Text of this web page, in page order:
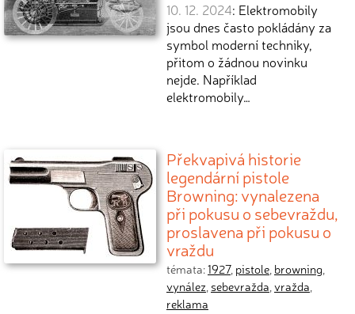
10. 12. 2024: Elektromobily
jsou dnes často pokládány za
symbol moderní techniky,
přitom o žádnou novinku
nejde. Například
elektromobily…
Překvapivá historie
legendární pistole
Browning: vynalezena
při pokusu o sebevraždu,
proslavena při pokusu o
vraždu
témata:1927, pistole, browning,
vynález, sebevražda,vražda,
reklama